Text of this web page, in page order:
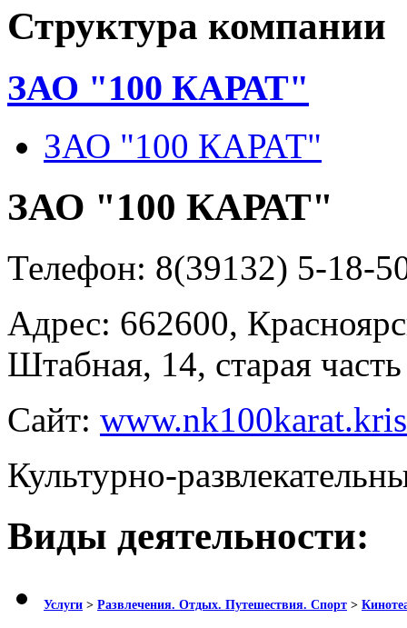
Структура компании
ЗАО "100 КАРАТ"
ЗАО "100 КАРАТ"
ЗАО "100 КАРАТ"
Телефон: 8(39132) 5-18-
Адрес: 662600,
Штабная, 14, старая
Сайт:
Культурно-
Виды деятельности:
Услуги > Развлечения. Отдых. Путешествия. Спорт >